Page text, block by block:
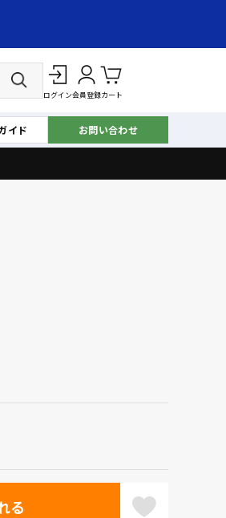
ログイン会員登録カート
イド お問い合わせ
る